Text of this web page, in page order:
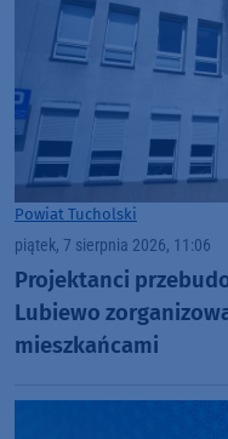
Powiat Tucholski
piątek, 7 sierpnia 2026, 11:06
Projektanci
Lubiewo
mieszkańcami